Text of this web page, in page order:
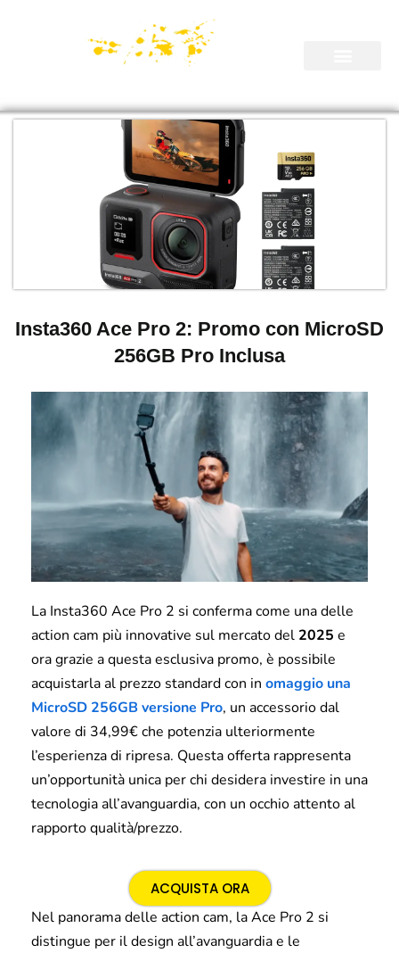
Insta360 Ace Pro 2: Promo con MicroSD
256GB Pro Inclusa
La Insta360 Ace Pro 2 si conferma come una delle
action cam più innovative sul mercato del 2025 e
ora grazie a questa esclusiva promo, è possibile
acquistarla al prezzo standard con in omaggio una
MicroSD 256GB versione Pro, un accessorio dal
valore di 34,99€ che potenzia ulteriormente
l’esperienza di ripresa. Questa offerta rappresenta
un’opportunità unica per chi desidera investire in una
tecnologia all’avanguardia, con un occhio attento al
rapporto qualità/prezzo.
ACQUISTA ORA
Nel panorama delle action cam, la Ace Pro 2 si
distingue per il design all’avanguardia e le